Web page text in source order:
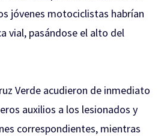
jóvenes motociclistas habrían
vial, pasándose el alto del
Verde acudieron de inmediato
auxilios a los lesionados y
correspondientes, mientras